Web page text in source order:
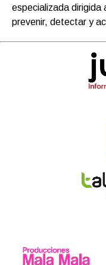
especializada dirigida
prevenir, detectar y